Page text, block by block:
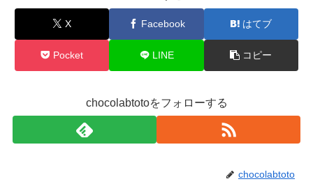
X Facebook はてブ
Pocket LINE コピー
chocolabtotoをフォローする
chocolabtoto